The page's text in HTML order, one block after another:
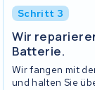
Schritt 3
Wir
Batterie.
Wir fangen mit
und halten Sie